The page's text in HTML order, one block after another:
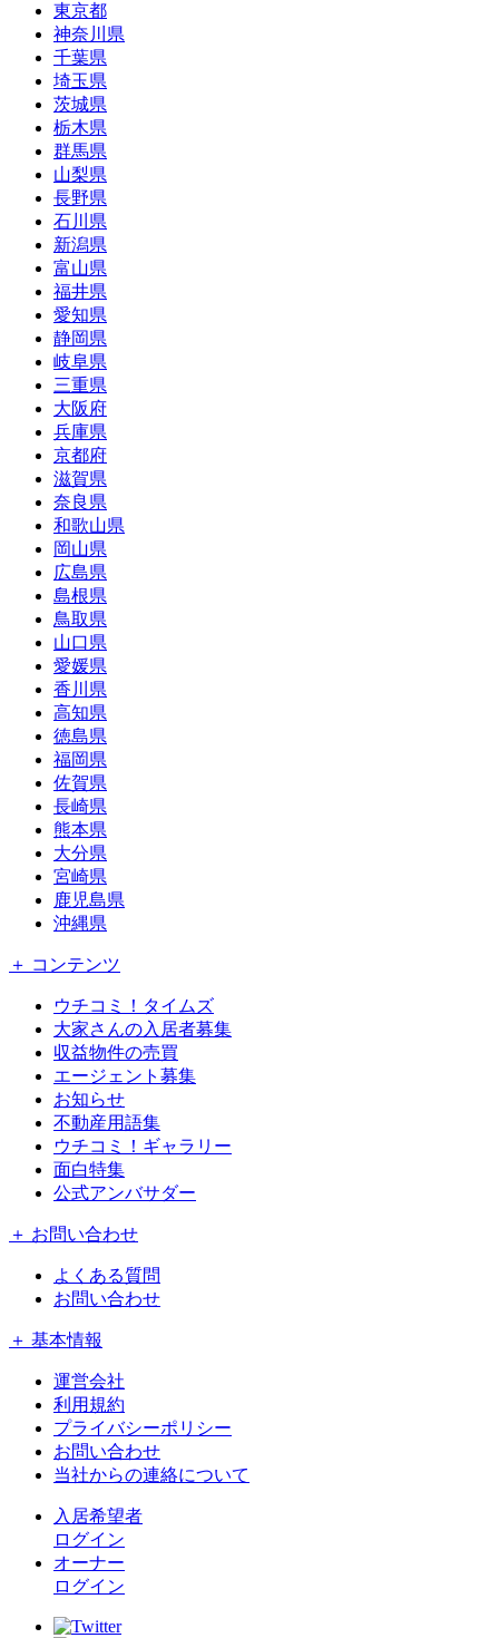
東京都
神奈川県
千葉県
埼玉県
茨城県
栃木県
群馬県
山梨県
長野県
石川県
新潟県
富山県
福井県
愛知県
静岡県
岐阜県
三重県
大阪府
兵庫県
京都府
滋賀県
奈良県
和歌山県
岡山県
広島県
島根県
鳥取県
山口県
愛媛県
香川県
高知県
徳島県
福岡県
佐賀県
長崎県
熊本県
大分県
宮崎県
鹿児島県
沖縄県
＋ コンテンツ
ウチコミ！タイムズ
大家さんの入居者募集
収益物件の売買
エージェント募集
お知らせ
不動産用語集
ウチコミ！ギャラリー
面白特集
公式アンバサダー
＋ お問い合わせ
よくある質問
お問い合わせ
＋ 基本情報
運営会社
利用規約
プライバシーポリシー
お問い合わせ
当社からの連絡について
入居希望者
ログイン
オーナー
ログイン